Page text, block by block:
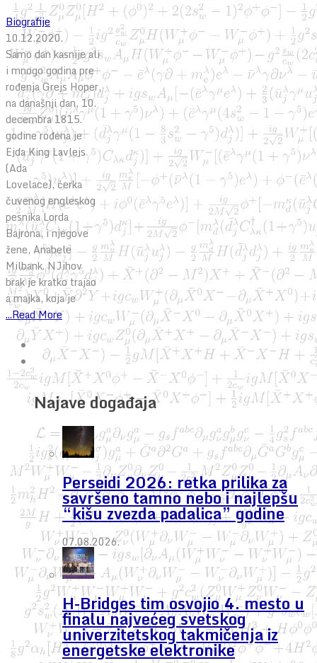
Biografije
10.12.2020.
Samo dan kasnije ali
i mnogo godina pre
rođenja Grejs Hoper,
na današnji dan, 10.
decembra 1815.
godine rođena je
Ejda King Lavlejs
(Ada
Lovelace), ćerka
čuvenog engleskog
pesnika Lorda
Bajrona, i njegove
žene, Anabele
Milbank. NJihov
brak je kratko trajao
a majka, koja je
...Read More
Najave događaja
Perseidi 2026: retka prilika za
savršeno tamno nebo i najlepšu
“kišu zvezda padalica” godine
07.08.2026.
H-Bridges tim osvojio 4. mesto u
finalu najvećeg svetskog
univerzitetskog takmičenja iz
energetske elektronike